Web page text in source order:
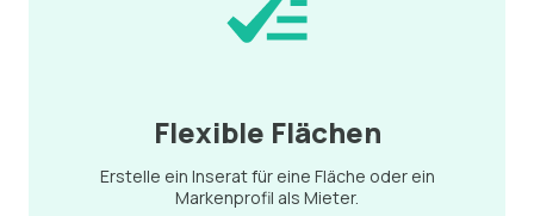
Flexible Flächen
Erstelle ein Inserat für eine Fläche oder ein
Markenprofil als Mieter.